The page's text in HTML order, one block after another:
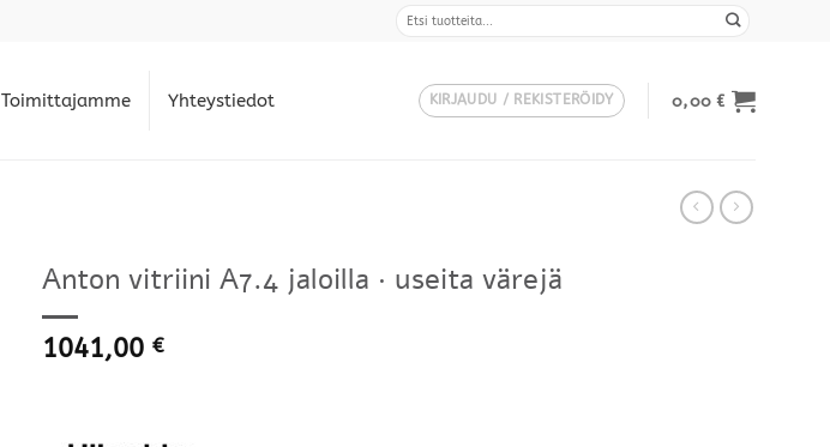
Toimittajamme Yhteystiedot KIRJAUDU / REKISTERÖIDY 0,00€
Anton vitriini A7.4 jaloilla · useita värejä
1041,00 €